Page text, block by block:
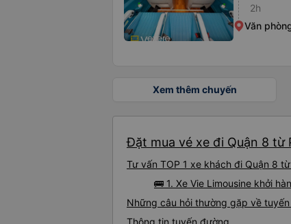
2h
Văn
Xem thêm chuyến
Đặt mua vé xe đi Quận 8 từ
Tư vấn TOP 1 xe khách đi Quận 8
🚌 1. Xe Vie Limousine khởi
Những câu hỏi thường gặp về